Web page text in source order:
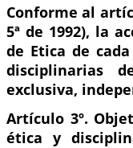
Conforme al
5ª de 1992), la
de Etica de
disciplinarias
exclusiva,
Artículo 3º.
ética y